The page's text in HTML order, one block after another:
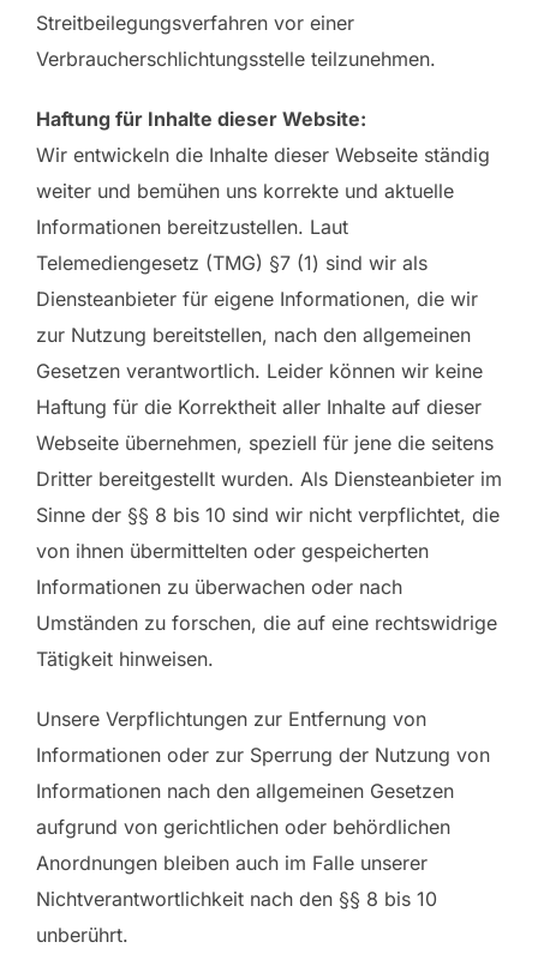
Streitbeilegungsverfahren vor einer
Verbraucherschlichtungsstelle teilzunehmen.
Haftung für Inhalte dieser Website:
Wir entwickeln die Inhalte dieser Webseite ständig
weiter und bemühen uns korrekte und aktuelle
Informationen bereitzustellen. Laut
Telemediengesetz (TMG) §7 (1) sind wir als
Diensteanbieter für eigene Informationen, die wir
zur Nutzung bereitstellen, nach den allgemeinen
Gesetzen verantwortlich. Leider können wir keine
Haftung für die Korrektheit aller Inhalte auf dieser
Webseite übernehmen, speziell für jene die seitens
Dritter bereitgestellt wurden. Als Diensteanbieter im
Sinne der §§ 8 bis 10 sind wir nicht verpflichtet, die
von ihnen übermittelten oder gespeicherten
Informationen zu überwachen oder nach
Umständen zu forschen, die auf eine rechtswidrige
Tätigkeit hinweisen.
Unsere Verpflichtungen zur Entfernung von
Informationen oder zur Sperrung der Nutzung von
Informationen nach den allgemeinen Gesetzen
aufgrund von gerichtlichen oder behördlichen
Anordnungen bleiben auch im Falle unserer
Nichtverantwortlichkeit nach den §§ 8 bis 10
unberührt.